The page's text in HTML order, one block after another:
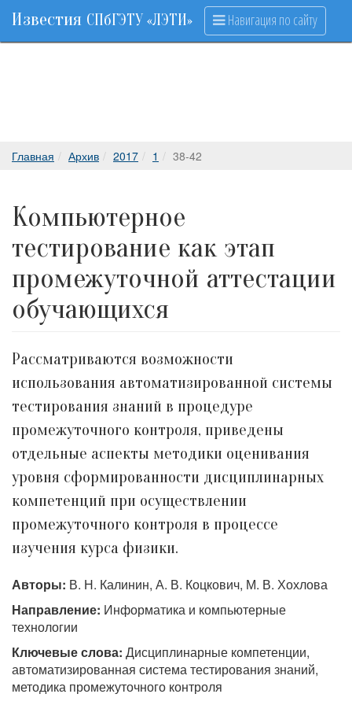
Известия СПбГЭТУ «ЛЭТИ» Навигация по сайту
Главная Архив 2017 1 38-42
Компьютерное
тестирование как этап
промежуточной аттестации
обучающихся
Рассматриваются возможности
использования автоматизированной системы
тестирования знаний в процедуре
промежуточного контроля, приведены
отдельные аспекты методики оценивания
уровня сформированности дисциплинарных
компетенций при осуществлении
промежуточного контроля в процессе
изучения курса физики.
Авторы: В. Н. Калинин, А. В. Коцкович, М. В. Хохлова
Направление: Информатика и компьютерные
технологии
Ключевые слова: Дисциплинарные компетенции,
автоматизированная система тестирования знаний,
методика промежуточного контроля